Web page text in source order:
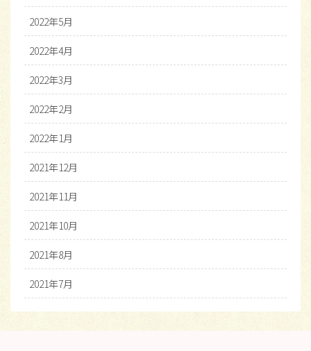
2022年5月
2022年4月
2022年3月
2022年2月
2022年1月
2021年12月
2021年11月
2021年10月
2021年8月
2021年7月